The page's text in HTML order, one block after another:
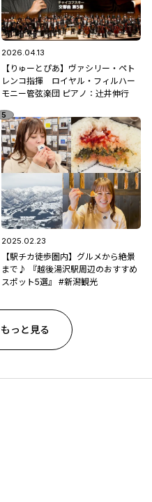
2026.04.13
【りゅーとぴあ】ヴァシリー・ペト
レンコ指揮 ロイヤル・フィルハー
モニー管弦楽団 ピアノ：辻󠄀井伸行
2025.02.23
【駅チカ徒歩圏内】グルメから絶景
まで♪ 『越後湯沢駅周辺のおすすめ
スポット5選』 #新潟観光
っと見る